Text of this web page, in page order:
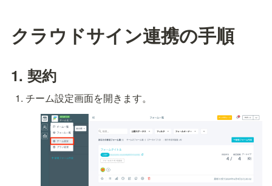
クラウドサイン連携の手順
1. 契約
チーム設定画面を開きます。